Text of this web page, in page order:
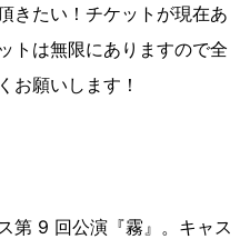
きたい！チケットが現在あ
トは無限にありますので全
お願いします！
第 9 回公演『霧』。キャス